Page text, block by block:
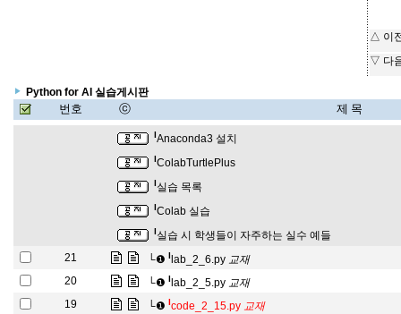
△ 이
▽ 다
Python for AI 실습게시판
번호 ⓒ 제 목
lAnaconda3 설치
lColabTurtlePlus
l실습 목록
lColab 실습
l실습 시 학생들이 자주하는 실수 예들
21
└❶ l lab_2_6.py 재
20 └❶ l lab_2_5.py 재
19 └❶ lcode_2_15.py 재